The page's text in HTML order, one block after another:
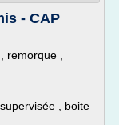
- CAP
,
, boite